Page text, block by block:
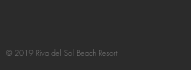
© 2019 Riva del Sol Beach Resort